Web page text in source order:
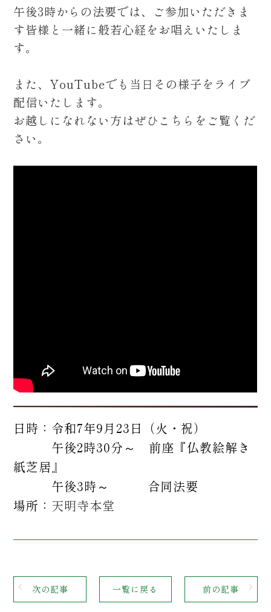
午後3時からの法要では、ご参加いただきま
す皆様と一緒に般若心経をお唱えいたしま
す。
また、YouTubeでも当日その様子をライブ
配信いたします。
お越しになれない方はぜひこちらをご覧くだ
さい。
日時：令和7年9月23日（火・祝）
午後2時30分～ 前座『仏教絵解き
紙芝居 』
午後3時～ 合同法要
場所： 天明寺本堂
次の記事 一覧に戻る 前の記事